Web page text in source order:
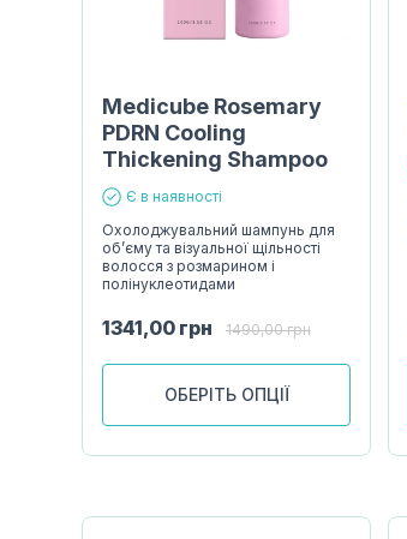
Medicube Rosemary
PDRN Cooling
Thickening Shampoo
Є в наявності
Охолоджувальний шампунь для
об’єму та візуальної щільності
волосся з розмарином і
полінуклеотидами
1341,00 грн 1490,00грн
ОБЕРІТЬ ОПЦІЇ